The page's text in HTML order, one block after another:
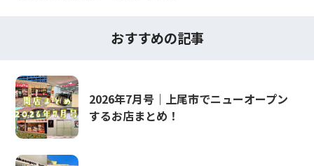
おすすめの記事
2026年7月号｜上尾市でニューオープン
するお店まとめ！